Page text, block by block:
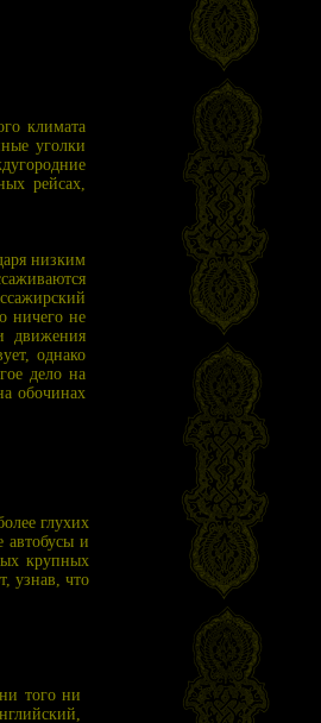
климата
уголки
рейсах,
низким
ничего не
движения
однако
дело на
обочинах
глухих
автобусы и
крупных
узнав, что
того ни